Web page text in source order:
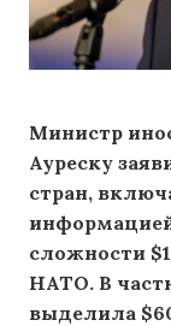
Министр
Ауреску
стран,
сложности
НАТО. В
выделила